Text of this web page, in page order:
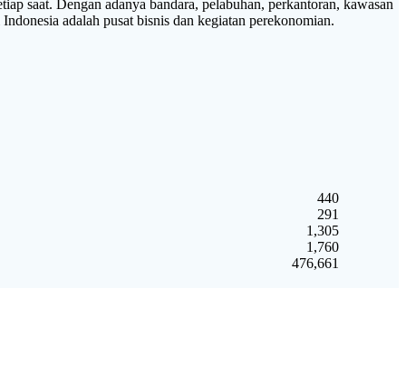
saat. Dengan adanya bandara, pelabuhan, perkantoran, kawasan
adalah pusat bisnis dan kegiatan perekonomian.
440
291
1,305
1,760
476,661